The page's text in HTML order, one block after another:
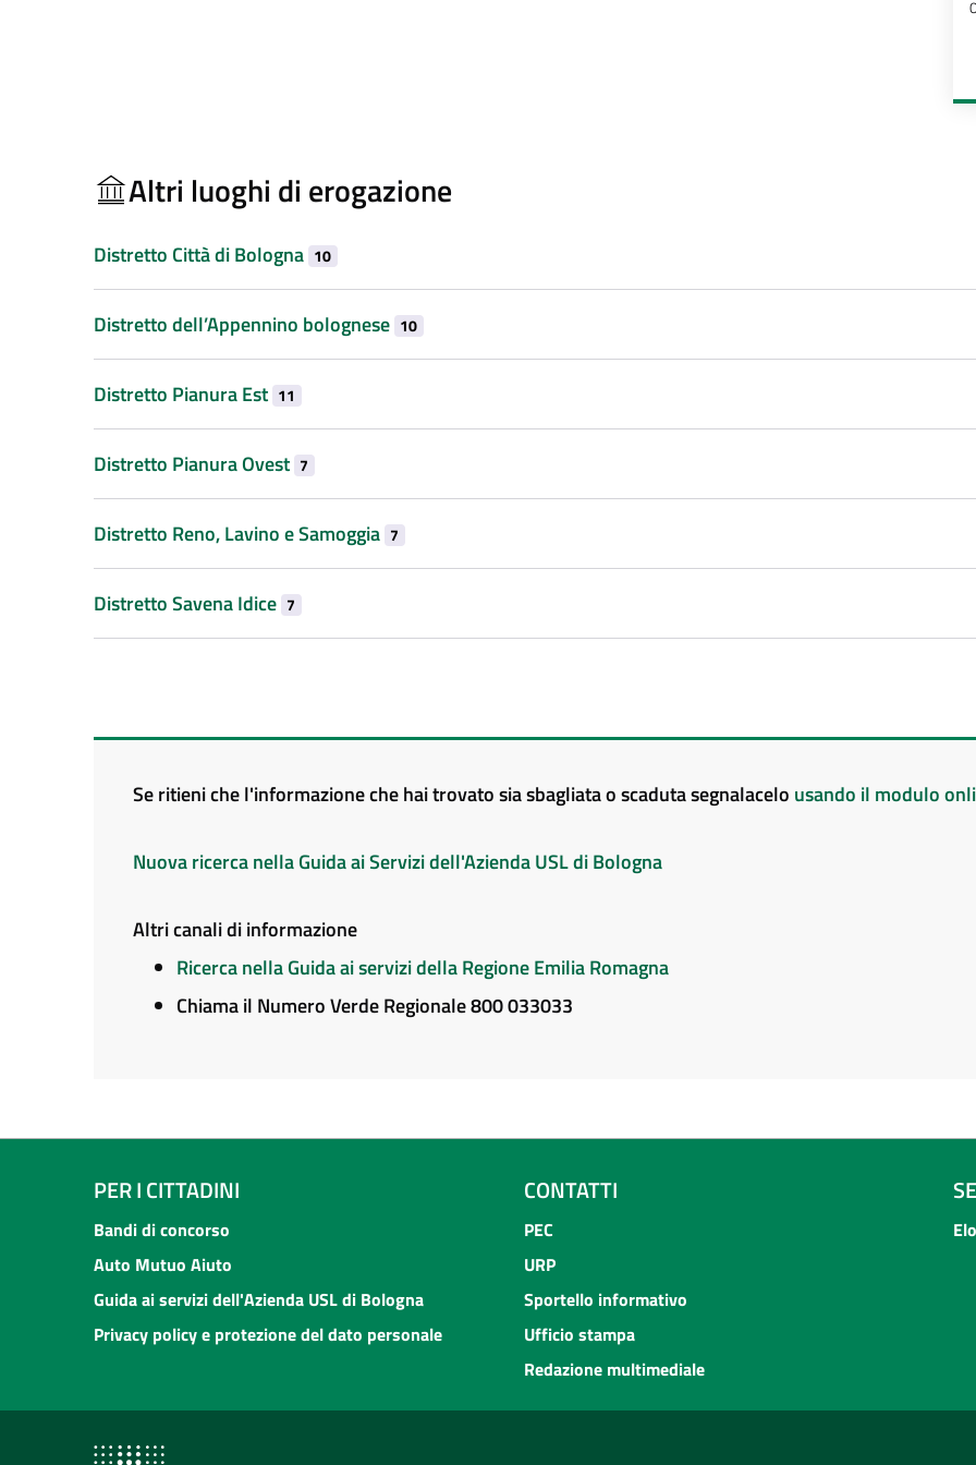
Altri luoghi di erogazione
Distretto Città di Bologna 10
Distretto dell’Appennino bolognese 10
Distretto Pianura Est 11
Distretto Pianura Ovest 7
Distretto Reno, Lavino e Samoggia 7
Distretto Savena Idice 7
Se ritieni che l'informazione che hai trovato sia sbagliata o scaduta segnalacelo usando il modulo
Nuova ricerca nella Guida ai Servizi dell'Azienda USL di Bologna
Altri canali di informazione
Ricerca nella Guida ai servizi della Regione Emilia Romagna
Chiama il Numero Verde Regionale 800 033033
PER I CITTADINI
Bandi di concorso
Auto Mutuo Aiuto
Guida ai servizi dell'Azienda USL di Bologna
Privacy policy e protezione del dato personale
CONTATTI
PEC
URP
Sportello informativo
Ufficio stampa
Redazione multimediale